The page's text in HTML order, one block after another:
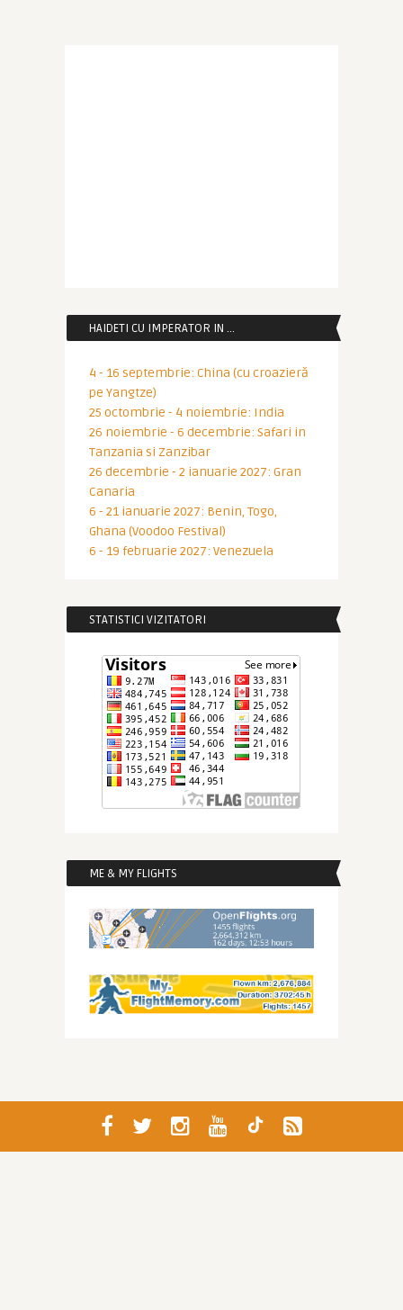
HAIDETI CU IMPERATOR IN …
4 - 16 septembrie: China (cu croazieră
pe Yangtze)
25 octombrie - 4 noiembrie: India
26 noiembrie - 6 decembrie: Safari in
Tanzania si Zanzibar
26 decembrie - 2 ianuarie 2027: Gran
Canaria
6 - 21 ianuarie 2027: Benin, Togo,
Ghana (Voodoo Festival)
6 - 19 februarie 2027: Venezuela
STATISTICI VIZITATORI
ME & MY FLIGHTS